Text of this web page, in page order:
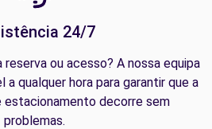
24/7
ou acesso? A nossa equipa
qualquer hora para garantir que a
estacionamento decorre sem
problemas.